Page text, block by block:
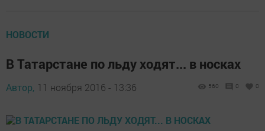
НОВОСТИ
В Татарстане по льду ходят... в носках
Автор, 11 ноября 2016 - 13:36 560 0 0